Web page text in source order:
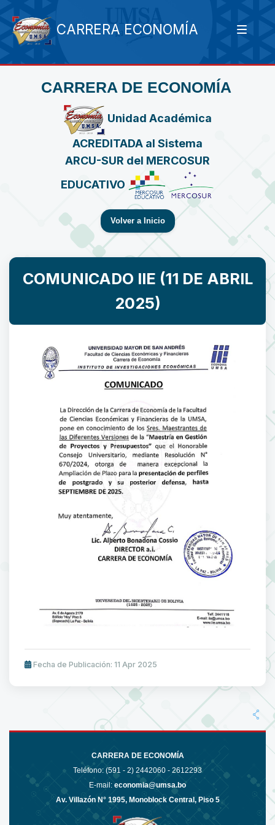
CARRERA ECONOMÍA
CARRERA DE ECONOMÍA
Unidad Académica
ACREDITADA al Sistema
ARCU-SUR del MERCOSUR
EDUCATIVO
Volver a Inicio
COMUNICADO IIE (11 DE ABRIL
2025)
Fecha de Publicación: 11 Apr 2025
CARRERA DE ECONOMÍA
Teléfono: (591 - 2) 2442060 - 2612293
E-mail: economia@umsa.bo
Av. Villazón N° 1995, Monoblock Central, Piso 5